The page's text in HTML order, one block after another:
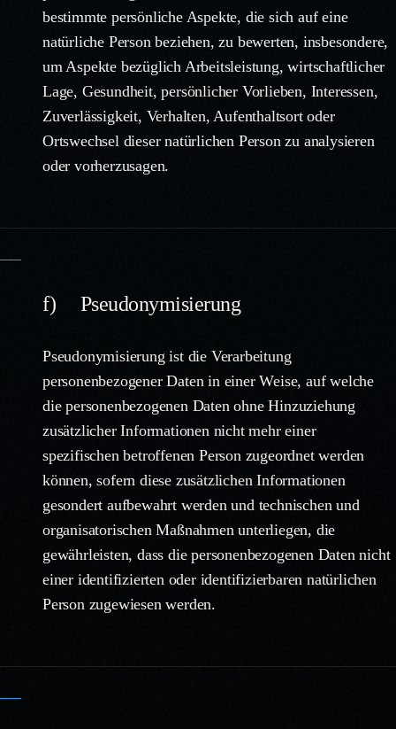
bestimmte persönliche Aspekte, die sich auf eine
natürliche Person beziehen, zu bewerten, insbesondere,
um Aspekte bezüglich Arbeitsleistung, wirtschaftlicher
Lage, Gesundheit, persönlicher Vorlieben, Interessen,
Zuverlässigkeit, Verhalten, Aufenthaltsort oder
Ortswechsel dieser natürlichen Person zu analysieren
oder vorherzusagen.
f) Pseudonymisierung
Pseudonymisierung ist die Verarbeitung
personenbezogener Daten in einer Weise, auf welche
die personenbezogenen Daten ohne Hinzuziehung
zusätzlicher Informationen nicht mehr einer
spezifischen betroffenen Person zugeordnet werden
können, sofern diese zusätzlichen Informationen
gesondert aufbewahrt werden und technischen und
organisatorischen Maßnahmen unterliegen, die
gewährleisten, dass die personenbezogenen Daten nicht
einer identifizierten oder identifizierbaren natürlichen
Person zugewiesen werden.